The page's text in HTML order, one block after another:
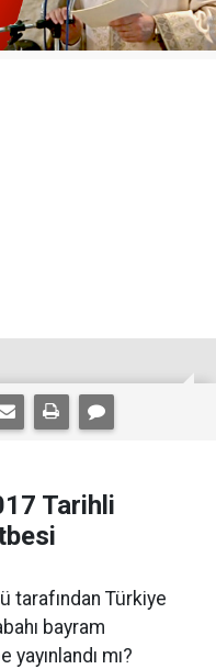
Tarihli
tarafından Türkiye
bayram
mı?